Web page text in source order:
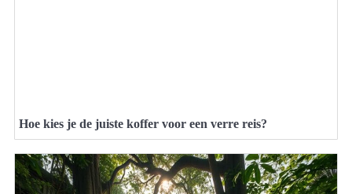
Hoe kies je de juiste koffer voor een verre reis?